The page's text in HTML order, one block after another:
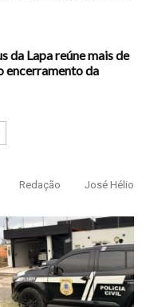
da Lapa reúne mais de
encerramento da
Redação José Hélio